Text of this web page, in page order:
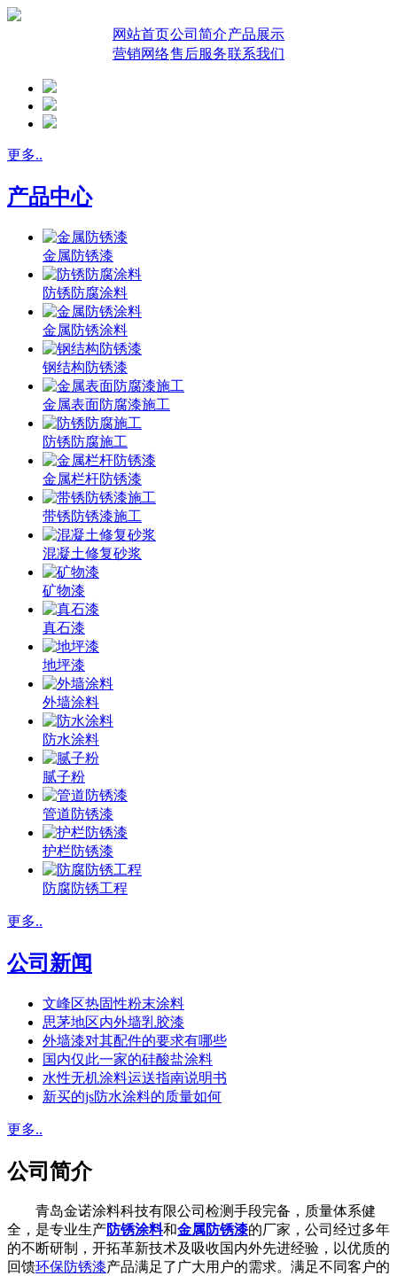
网站首页公司简介产品展示
营销网络售后服务联系我们
更多..
产品中心
金属防锈漆
防锈防腐涂料
金属防锈涂料
钢结构防锈漆
金属表面防腐漆施工
防锈防腐施工
金属栏杆防锈漆
带锈防锈漆施工
混凝土修复砂浆
矿物漆
真石漆
地坪漆
外墙涂料
防水涂料
腻子粉
管道防锈漆
护栏防锈漆
防腐防锈工程
更多..
公司新闻
文峰区热固性粉末涂料
思茅地区内外墙乳胶漆
外墙漆对其配件的要求有哪些
国内仅此一家的硅酸盐涂料
水性无机涂料运送指南说明书
新买的js防水涂料的质量如何
更多..
公司简介
青岛金诺涂料科技有限公司检测手段完备，质量体系健
全，是专业生产防锈涂料和金属防锈漆的厂家，公司经过多年
的不断研制，开拓革新技术及吸收国内外先进经验，以优质的
回馈环保防锈漆产品满足了广大用户的需求。满足不同客户的